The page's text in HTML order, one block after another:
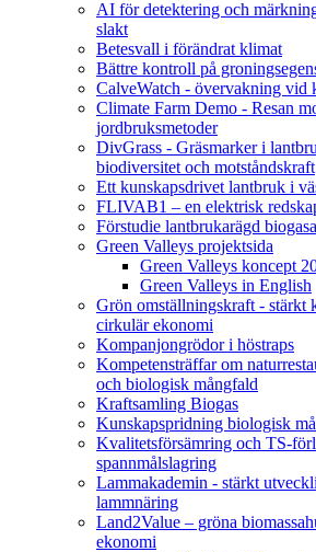
AI för detektering och
slakt
Betesvall i förändrat klimat
Bättre kontroll på
CalveWatch - övervakning vid
Climate Farm Demo - Resan
jordbruksmetoder
DivGrass - Gräsmarker i
biodiversitet och motståndskraft
Ett kunskapsdrivet lantbruk i
FLIVAB1 – en elektrisk
Förstudie lantbrukarägd
Green Valleys projektsida
Green Valleys koncept
Green Valleys in English
Grön omställningskraft - stärkt
cirkulär ekonomi
Kompanjongrödor i höstraps
Kompetensträffar om
och biologisk mångfald
Kraftsamling Biogas
Kunskapspridning biologisk
Kvalitetsförsämring och TS-
spannmålslagring
Lammakademin - stärkt
lammnäring
Land2Value – gröna
ekonomi